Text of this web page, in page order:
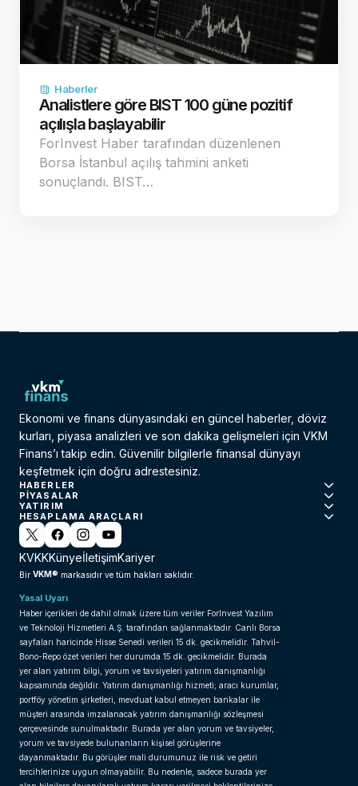
Haberler
Analistlere göre BIST 100 güne pozitif
açılışla başlayabilir
ForInvest Haber tarafından düzenlenen
Borsa İstanbul açılış tahmini anketi
sonuçlandı. BIST…
Ekonomi ve finans dünyasındaki en güncel haberler, döviz
kurları, piyasa analizleri ve son dakika gelişmeleri için VKM
Finans’ı takip edin. Güvenilir bilgilerle finansal dünyayı
keşfetmek için doğru adrestesiniz.
HABERLER
PIYASALAR
YATIRIM
HESAPLAMA ARAÇLARI
KVKKKünyeİletişimKariyer
Bir VKM® markasıdır ve tüm hakları saklıdır.
Yasal Uyarı
Haber içerikleri de dahil olmak üzere tüm veriler ForInvest Yazılım
ve Teknoloji Hizmetleri A.Ş. tarafından sağlanmaktadır. Canlı Borsa
sayfaları haricinde Hisse Senedi verileri 15 dk. gecikmelidir. Tahvil-
Bono-Repo özet verileri her durumda 15 dk. gecikmelidir. Burada
yer alan yatırım bilgi, yorum ve tavsiyeleri yatırım danışmanlığı
kapsamında değildir. Yatırım danışmanlığı hizmeti; aracı kurumlar,
portföy yönetim şirketleri, mevduat kabul etmeyen bankalar ile
müşteri arasında imzalanacak yatırım danışmanlığı sözleşmesi
çerçevesinde sunulmaktadır. Burada yer alan yorum ve tavsiyeler,
yorum ve tavsiyede bulunanların kişisel görüşlerine
dayanmaktadır. Bu görüşler mali durumunuz ile risk ve getiri
tercihlerinize uygun olmayabilir. Bu nedenle, sadece burada yer